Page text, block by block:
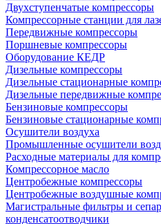
Двухступенчатые компрессоры
Компрессорные станции для
Передвижные компрессоры
Поршневые компрессоры
Оборудование КЕДР
Дизельные компрессоры
Дизельные стационарные
Дизельные передвижные
Бензиновые компрессоры
Бензиновые стационарные
Осушители воздуха
Промышленные осушители
Расходные материалы для
Компрессорное масло
Центробежные компрессоры
Центробежные воздушные
Магистральные фильтры и
конденсатоотводчики